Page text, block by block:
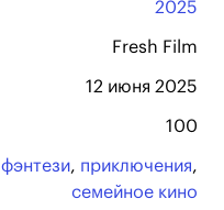
2025
Fresh Film
12 июня 2025
100
фэнтези, приключения,
семейное кино